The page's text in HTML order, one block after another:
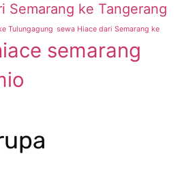
Semarang ke Tangerang
Tulungagung sewa Hiace dari Semarang ke
semarang